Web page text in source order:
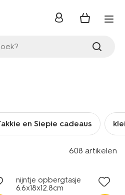
inloggen
en Siepie cadeaus
608 artikelen
nijntje opbergtasje
6.6x18x12.8cm